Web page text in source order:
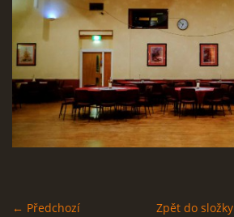
CO HRAJEME
UKÁZKY
STAGEPLAN
Kapela BUMERANG
← Předchozí Zpět do složky